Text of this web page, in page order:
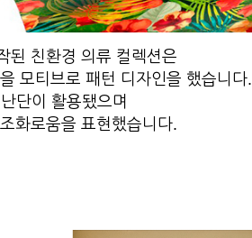
된 친환경 의류 컬렉션은
모티브로 패턴 디자인을 했습니다.
단이 활용됐으며
화로움을 표현했습니다.